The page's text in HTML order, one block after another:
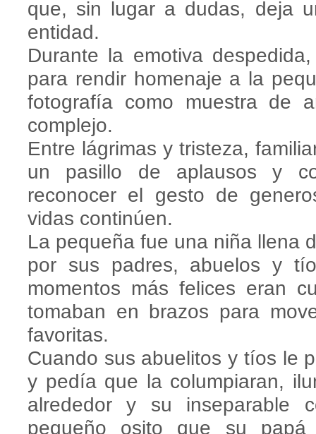
que, sin lugar a dudas, deja
entidad.
Durante la emotiva
para rendir homenaje a la
fotografía como muestra de
complejo.
Entre lágrimas y tristeza,
un pasillo de aplausos y
reconocer el gesto de
vidas continúen.
La pequeña fue una niña llena
por sus padres, abuelos y
momentos más felices eran
tomaban en brazos para
favoritas.
Cuando sus abuelitos y tíos le
y pedía que la columpiaran,
alrededor y su inseparable
pequeño osito que su